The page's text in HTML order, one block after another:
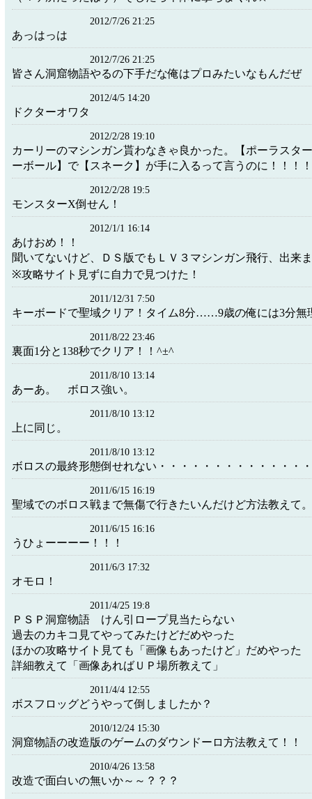
2012/7/26 21:25
あっはっは
2012/7/26 21:25
皆さん洞窟物語やるの下手だな俺はプロみたいなもんだぜ
2012/4/5 14:20
ドクターオワタ
2012/2/28 19:10
カーリーのマシンガン貰わなきゃ良かった。【ポーラスタ
ーボール】で【スネーク】が手に入るって言うのに！！！！
2012/2/28 19:5
モンスターX倒せん！
2012/1/1 16:14
あけおめ！！
聞いてないけど、ＤＳ版でもＬＶ３マシンガン飛行、出来
※攻略サイト見ずに自力で見つけた！
2011/12/31 7:50
キーボードで聖域クリア！タイム8分……9歳の俺には3分無
2011/8/22 23:46
裏面1分と138秒でクリア！！^±^
2011/8/10 13:14
あーあ。 ボロス強い。
2011/8/10 13:12
上に同じ。
2011/8/10 13:12
ボロスの最終形態倒せれない・・・・・・・・・・・・・
2011/6/15 16:19
聖域でのボロス戦まで無傷で行きたいんだけど方法教えて。
2011/6/15 16:16
うひょーーーー！！！
2011/6/3 17:32
オモロ！
2011/4/25 19:8
ＰＳＰ洞窟物語 けん引ロープ見当たらない
過去のカキコ見てやってみたけどだめやった
ほかの攻略サイト見ても「画像もあったけど」だめやった
詳細教えて「画像あればＵＰ場所教えて」
2011/4/4 12:55
ボスフロッグどうやって倒しましたか？
2010/12/24 15:30
洞窟物語の改造版のゲームのダウンドーロ方法教えて！！
2010/4/26 13:58
改造で面白いの無いか～～？？？